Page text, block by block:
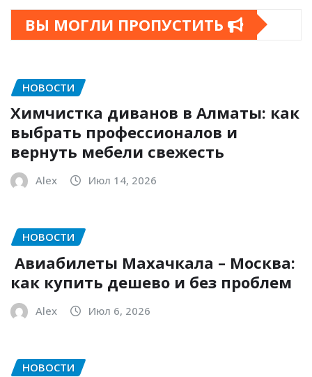
ВЫ МОГЛИ ПРОПУСТИТЬ
НОВОСТИ
Химчистка диванов в Алматы: как
выбрать профессионалов и
вернуть мебели свежесть
Alex Июл 14, 2026
НОВОСТИ
Авиабилеты Махачкала – Москва:
как купить дешево и без проблем
Alex Июл 6, 2026
НОВОСТИ